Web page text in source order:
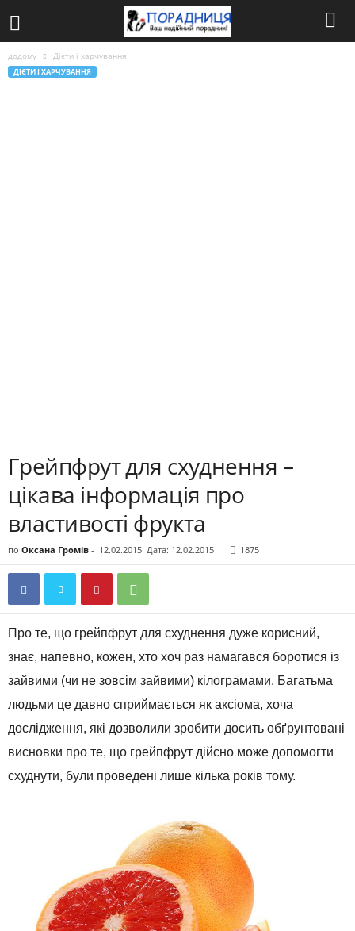
додому Дієти і харчування
ДІЄТИ І ХАРЧУВАННЯ
Грейпфрут для схуднення –
цікава інформація про
властивості фрукта
по Оксана Громів - 12.02.2015 Дата: 12.02.2015 1875
Про те, що грейпфрут для схуднення дуже корисний,
знає, напевно, кожен, хто хоч раз намагався боротися із
зайвими (чи не зовсім зайвими) кілограмами. Багатьма
людьми це давно сприймається як аксіома, хоча
дослідження, які дозволили зробити досить обґрунтовані
висновки про те, що грейпфрут дійсно може допомогти
схуднути, були проведені лише кілька років тому.